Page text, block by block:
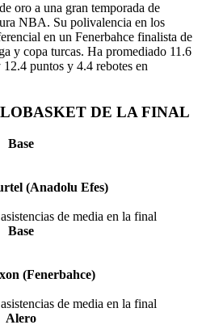
oro a una gran temporada de
NBA. Su polivalencia en los
en un Fenerbahce finalista de
y copa turcas. Ha promediado 11.6
puntos y 4.4 rebotes en
DE LA FINAL
Base
(Anadolu Efes)
de media en la final
Base
(Fenerbahce)
de media en la final
Alero